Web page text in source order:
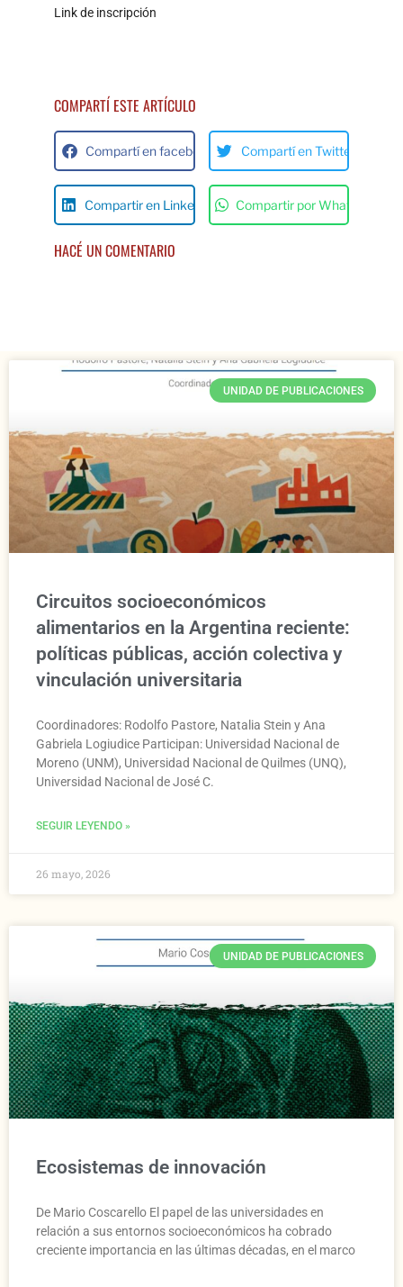
Link de inscripción
COMPARTÍ ESTE ARTÍCULO
Compartí en facebok Compartí en Twitter
Compartir en Linkedin Compartir por Whats App
HACÉ UN COMENTARIO
UNIDAD DE PUBLICACIONES
Circuitos socioeconómicos
alimentarios en la Argentina reciente:
políticas públicas, acción colectiva y
vinculación universitaria
Coordinadores: Rodolfo Pastore, Natalia Stein y Ana
Gabriela Logiudice Participan: Universidad Nacional de
Moreno (UNM), Universidad Nacional de Quilmes (UNQ),
Universidad Nacional de José C.
SEGUIR LEYENDO »
26 mayo, 2026
UNIDAD DE PUBLICACIONES
Ecosistemas de innovación
De Mario Coscarello El papel de las universidades en
relación a sus entornos socioeconómicos ha cobrado
creciente importancia en las últimas décadas, en el marco